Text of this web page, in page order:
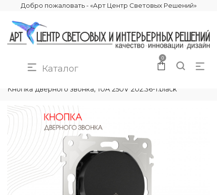
Добро пожаловать - «Арт Центр Световых Решений»
Каталог
0
Кнопка дверного звонка, 10A 250V 202.36-1.black